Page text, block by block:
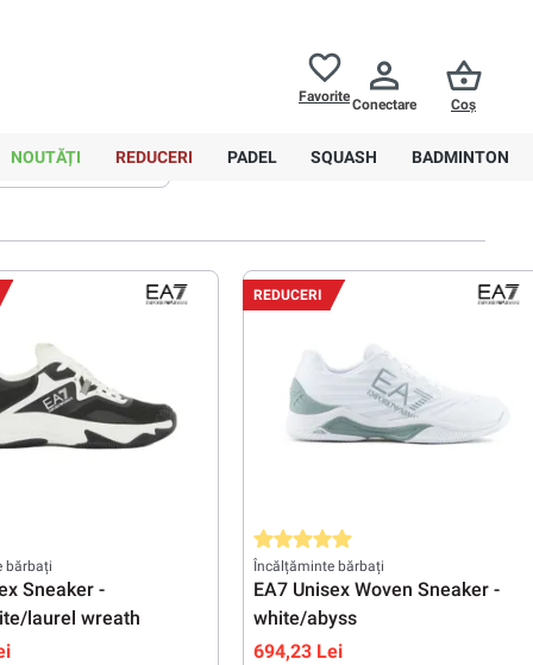
FavoriteConectare Coș
NOUTĂȚI REDUCERI PADEL SQUASH BADMINTON
Avansat Sortare
bărbați
Sneaker -
laurel wreath
REDUCERI
Evaluarea medie de 5 din 5 stele
Încălțăminte bărbați
EA7 Unisex Woven Sneaker -
white/abyss
694,23 Lei